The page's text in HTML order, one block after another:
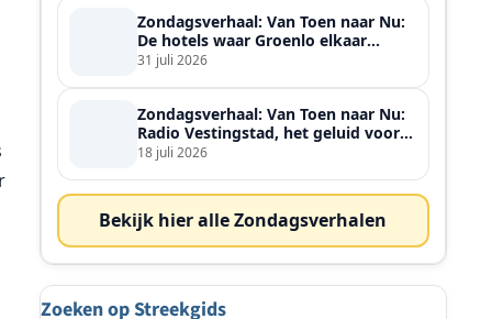
Zondagsverhaal: Van Toen naar Nu:
De hotels waar Groenlo elkaar
ontmoette
31 juli 2026
Zondagsverhaal: Van Toen naar Nu:
Radio Vestingstad, het geluid voor
heel de streek
18 juli 2026
Bekijk hier alle Zondagsverhalen
Zoeken op Streekgids